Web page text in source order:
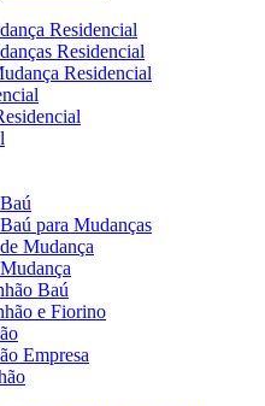
Residencial
Residencial
Residencial
para Mudanças
Mudança
Baú
e Fiorino
Empresa